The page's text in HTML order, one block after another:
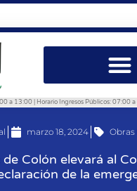
a 13:00 | Horario Ingresos Públicos: 07:00
marzo 18, 2024
Colón elevará al
de la